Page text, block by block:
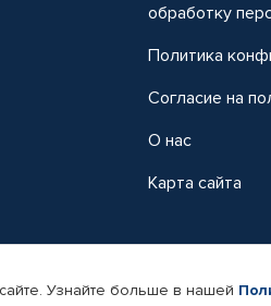
обработку
Политика
Согласие на
О нас
Карта сайта
товаров Автопрофи.
Узнайте больше в нашей